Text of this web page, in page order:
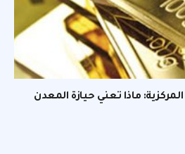
ماذا تعني حيازة المعدن